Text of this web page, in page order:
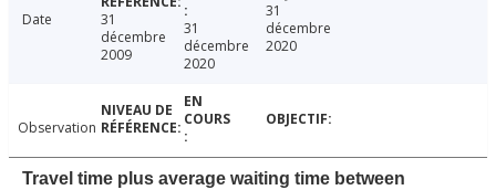
Date
31
décembre
2009
31
décembre
2020
31
décembre
2020
Observation
Travel time plus average waiting time between